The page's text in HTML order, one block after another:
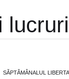
SĂPTĂMÂNALUL